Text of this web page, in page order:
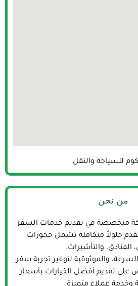
للسياحة والنقل
من نحن
متخصصة في تقديم خدمات السفر
تقدم حلولاً متكاملة تشمل حجوزات
الفنادق، والتأشيرات.
والموثوقية لتوفير تجربة سفر
على تقديم أفضل الخيارات بأسعار